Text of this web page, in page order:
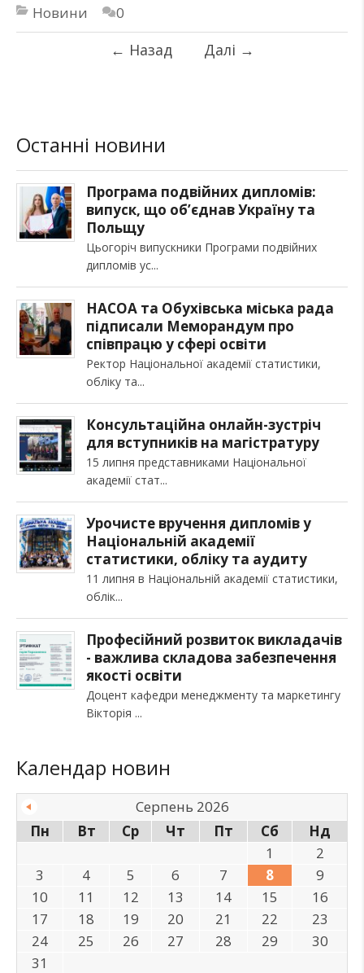
Новини 0
← Назад Далі →
Останні новини
Програма подвійних дипломів:
випуск, що об’єднав Україну та
Польщу
Цьогоріч випускники Програми подвійних
дипломів ус
НАСОА та Обухівська міська рада
підписали Меморандум про
співпрацю у сфері освіти
Ректор Національної академії статистики,
обліку та
Консультаційна онлайн-зустріч
для вступників на магістратуру
15 липня представниками Національної
академії стат
Урочисте вручення дипломів у
Національній академії
статистики, обліку та аудиту
11 липня в Національній академії статистики,
облік
Професійний розвиток викладачів
- важлива складова забезпечення
якості освіти
Доцент кафедри менеджменту та маркетингу
Вікторія
Календар новин
Серпень 2026
Пн
Вт Ср Чт Пт Сб
Нд
1
2
3
4 5 6 7 8
9
10
11 12 13 14 15
16
17
18 19 20 21 22
23
24
25 26 27 28 29
30
31